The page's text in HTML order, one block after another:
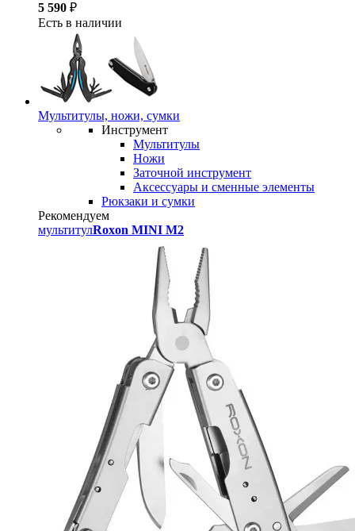
5 590 ₽
Есть в наличии
Мультитулы, ножи, сумки
Инструмент
Мультитулы
Ножи
Заточной инструмент
Аксессуары и сменные элементы
Рюкзаки и сумки
Рекомендуем
мультитулRoxon MINI M2